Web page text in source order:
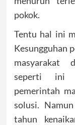
pokok.
Tentu hal ini
Kesungguhan
masyarakat
seperti ini
pemerintah
solusi.
tahun